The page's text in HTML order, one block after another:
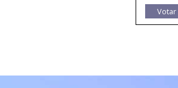
Votar